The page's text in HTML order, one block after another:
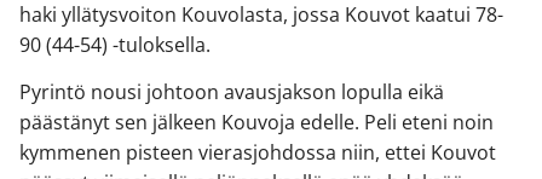
haki yllätysvoiton Kouvolasta, jossa Kouvot kaatui 78-
90 (44-54) -tuloksella.
Pyrintö nousi johtoon avausjakson lopulla eikä
päästänyt sen jälkeen Kouvoja edelle. Peli eteni noin
kymmenen pisteen vierasjohdossa niin, ettei Kouvot